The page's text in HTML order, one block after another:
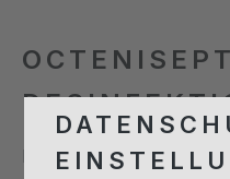
Produktnummer: 108239